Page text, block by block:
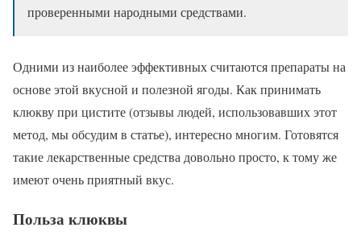
проверенными народными средствами.
Одними из наиболее эффективных считаются препараты на
основе этой вкусной и полезной ягоды. Как принимать
клюкву при цистите (отзывы людей, использовавших этот
метод, мы обсудим в статье), интересно многим. Готовятся
такие лекарственные средства довольно просто, к тому же
имеют очень приятный вкус.
Польза клюквы